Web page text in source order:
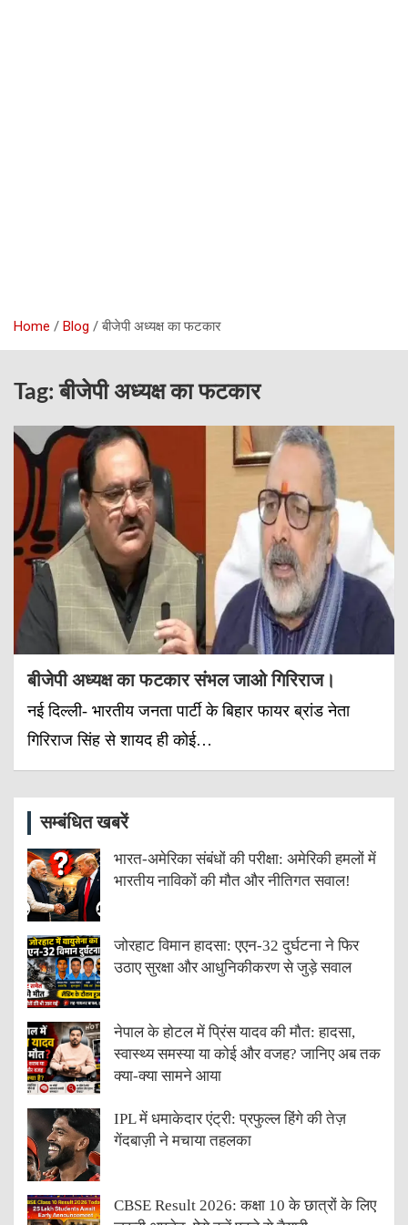
Home Blog बीजेपी अध्यक्ष का फटकार
Tag:बीजेपी अध्यक्ष का फटकार
बीजेपी अध्यक्ष का फटकार संभल जाओ गिरिराज।
नई दिल्ली- भारतीय जनता पार्टी के बिहार फायर ब्रांड नेता
गिरिराज सिंह से शायद ही कोई…
सम्बंधित खबरें
भारत-अमेरिका संबंधों की परीक्षा: अमेरिकी हमलों में
भारतीय नाविकों की मौत और नीतिगत सवाल!
जोरहाट विमान हादसा: एएन-32 दुर्घटना ने फिर
उठाए सुरक्षा और आधुनिकीकरण से जुड़े सवाल
नेपाल के होटल में प्रिंस यादव की मौत: हादसा,
स्वास्थ्य समस्या या कोई और वजह? जानिए अब तक
क्या-क्या सामने आया
IPL में धमाकेदार एंट्री: प्रफुल्ल हिंगे की तेज़
गेंदबाज़ी ने मचाया तहलका
CBSE Result 2026: कक्षा 10 के छात्रों के लिए